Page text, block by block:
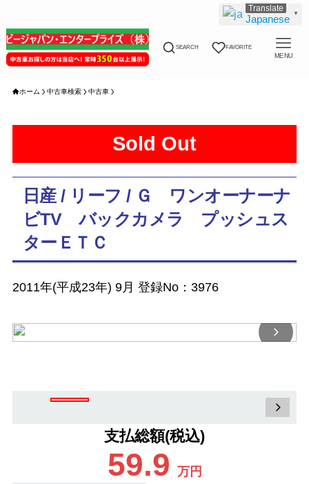
SEARCH FAVORITE
MENU
ホーム 中古車検索 中古車
Sold Out
日産 / リーフ / Ｇ ワンオーナーナ
ビTV バックカメラ プッシュス
ターＥＴＣ
2011年(平成23年) 9月 登録No：3976
支払総額(税込)
59.9 万円
Japanese ▼